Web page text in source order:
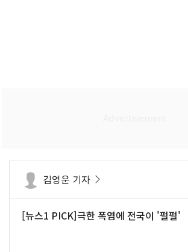
김영운 기자
[뉴스1 PICK]극한 폭염에 전국이 '펄펄'